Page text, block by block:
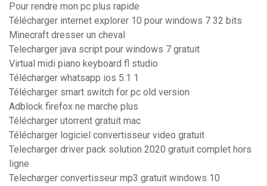
Pour rendre mon pc plus rapide
Télécharger internet explorer 10 pour windows 7 32 bits
Minecraft dresser un cheval
Telecharger java script pour windows 7 gratuit
Virtual midi piano keyboard fl studio
Télécharger whatsapp ios 5.1 1
Télécharger smart switch for pc old version
Adblock firefox ne marche plus
Télécharger utorrent gratuit mac
Télécharger logiciel convertisseur video gratuit
Telecharger driver pack solution 2020 gratuit complet hors
ligne
Telecharger convertisseur mp3 gratuit windows 10